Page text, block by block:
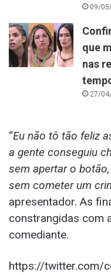
09/
que
nas
27/
“Eu não tô tão feliz
a gente conseguiu
sem apertar o
sem cometer um
apresentador. As
constrangidas com
comediante.
https://twitter.com/